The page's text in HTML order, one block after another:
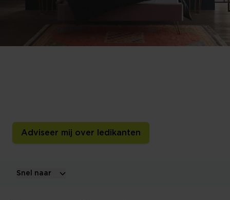
Adviseer mij over ledikanten
Snel naar